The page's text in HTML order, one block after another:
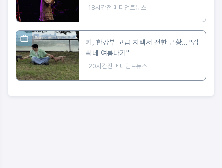
18시간전 메디먼트뉴스
키, 한강뷰 고급 자택서 전한 근황… "김
씨네 여름나기"
20시간전 메디먼트뉴스